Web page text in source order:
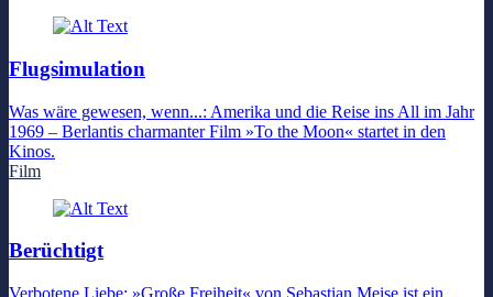
Flugsimulation
Was wäre gewesen, wenn...: Amerika und die Reise ins All im Jahr
1969 – Berlantis charmanter Film »To the Moon« startet in den
Kinos.
Film
Berüchtigt
Verbotene Liebe: »Große Freiheit« von Sebastian Meise ist ein